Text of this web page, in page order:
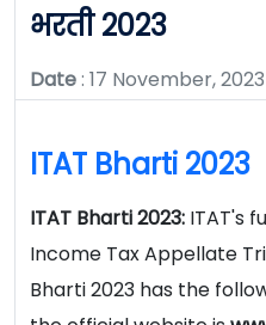
भरती 2023
Date: 17 November,
ITAT Bharti 2023
ITAT Bharti 2023: ITAT's
Income Tax Appellate
Bharti 2023 has the